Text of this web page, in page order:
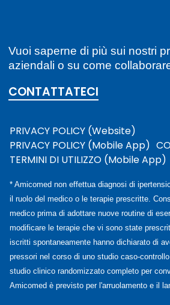
Vuoi saperne di più sui nostri
aziendali o su come
CONTATTATECI
PRIVACY POLICY (Website)
PRIVACY POLICY (Mobile App)
TERMINI DI UTILIZZO (Mobile App)
* Amicomed non effettua diagnosi di
il ruolo del medico o le terapie prescritte.
medico prima di adottare nuove routine di
modificare le terapie che vi sono state
iscritti spontaneamente hanno dichiarato di
pressori nel corso di uno studio caso-
studio clinico randomizzato completo per
Amicomed è previsto per l'arruolamento e il